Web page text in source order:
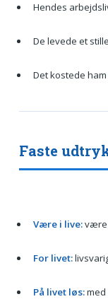
Hendes
De levede et
Det kostede
Faste
Være i live:være
For livet:
På livet løs:med